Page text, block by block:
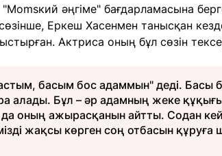
әңгіме" бағдарламасына
Еркеш Хасенмен танысқан
Актриса оның бұл сөзін
басым бос адаммын" деді. Басы
алады. Бұл – әр адамның жеке
оның ажырасқанын айтты. Содан
жақсы көрген соң отбасын